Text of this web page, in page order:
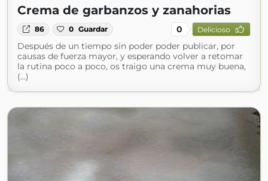
Crema de garbanzos y zanahorias
86 0 Guardar 0 Delicioso
Después de un tiempo sin poder poder publicar, por
causas de fuerza mayor, y esperando volver a retomar
la rutina poco a poco, os traigo una crema muy buena,
(...)